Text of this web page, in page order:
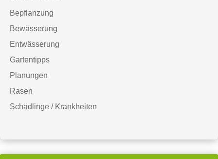
Bepflanzung
Bewässerung
Entwässerung
Gartentipps
Planungen
Rasen
Schädlinge / Krankheiten